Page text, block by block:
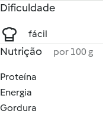
Dificuldade
fácil
Nutrição por 100 g
Proteína
Energia
Gordura